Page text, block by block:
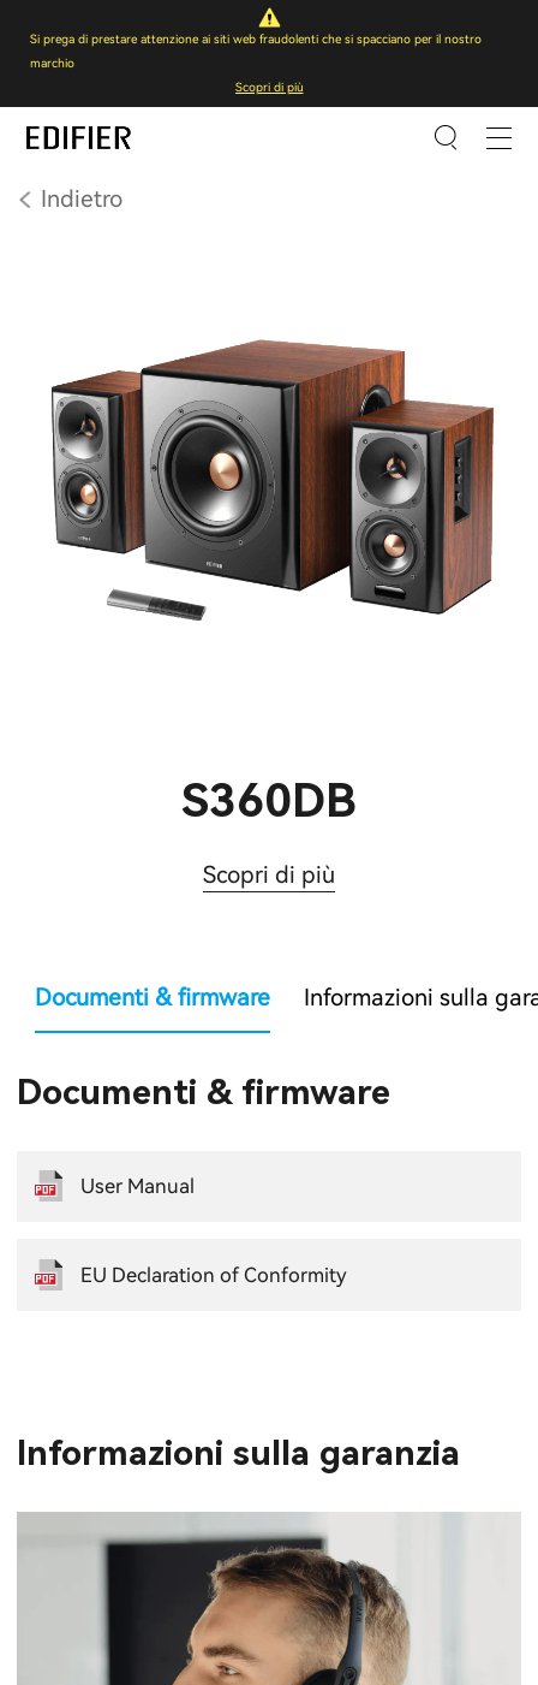
Si prega di prestare attenzione ai siti web fraudolenti che si spacciano per il nostro
marchio
Scopri di più
Indietro
S360DB
Scopri di più
Documenti & firmware Informazioni sulla
Documenti & firmware
User Manual
EU Declaration of Conformity
Informazioni sulla garanzia